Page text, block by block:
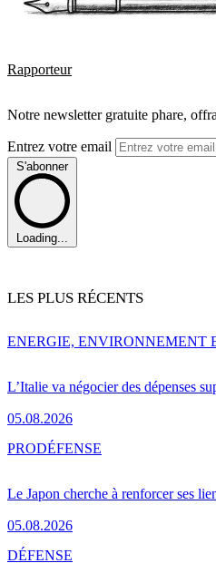
Rapporteur
Notre newsletter gratuite phare,
Entrez votre email
S'abonner
Loading...
LES PLUS RÉCENTS
L’Italie va négocier des dépenses
05.08.2026
ENERGIE, ENVIRONNEMENT
Le Japon cherche à renforcer ses
05.08.2026
PRODÉFENSE
DÉFENSE